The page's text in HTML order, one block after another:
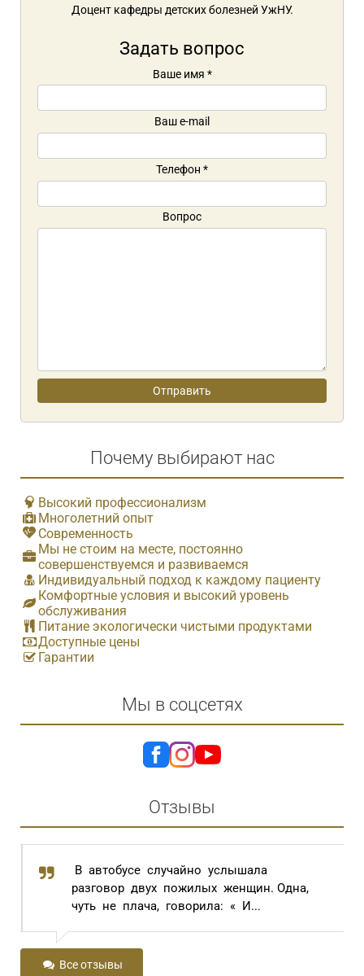
Доцент кафедры детских болезней УжНУ.
Задать вопрос
Ваше имя *
Ваш e-mail
Телефон *
Вопрос
Почему выбирают нас
Высокий профессионализм
Многолетний опыт
Современность
Мы не стоим на месте, постоянно
совершенствуемся и развиваемся
Индивидуальный подход к каждому пациенту
Комфортные условия и высокий уровень
обслуживания
Питание экологически чистыми продуктами
Доступные цены
Гарантии
Мы в соцсетях
Отзывы
В автобусе случайно услышала
разговор двух пожилых женщин. Одна,
чуть не плача, говорила: « И...
Все отзывы